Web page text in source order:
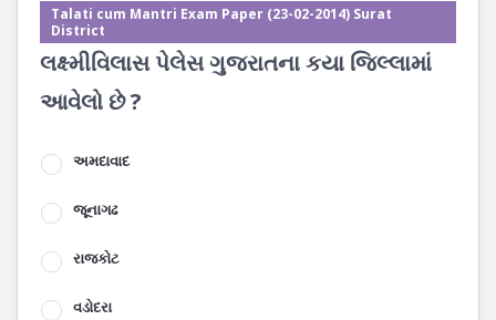
Talati cum Mantri Exam Paper (23-02-2014) Surat
District
લક્ષ્મીવિલાસ પેલેસ ગુજરાતના કયા જિલ્લામાં
આવેલો છે ?
અમદાવાદ
જૂનાગઢ
રાજકોટ
વડોદરા